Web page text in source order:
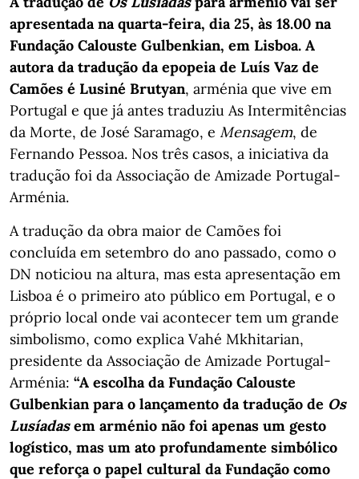
apresentada na quarta-feira, dia 25, às 18.00 na
Fundação Calouste Gulbenkian, em Lisboa. A
autora da tradução da epopeia de Luís Vaz de
Camões é Lusiné Brutyan, arménia que vive em
Portugal e que já antes traduziu As Intermitências
da Morte, de José Saramago, e Mensagem, de
Fernando Pessoa. Nos três casos, a iniciativa da
tradução foi da Associação de Amizade Portugal-
Arménia.
A tradução da obra maior de Camões foi
concluída em setembro do ano passado, como o
DN noticiou na altura, mas esta apresentação em
Lisboa é o primeiro ato público em Portugal, e o
próprio local onde vai acontecer tem um grande
simbolismo, como explica Vahé Mkhitarian,
presidente da Associação de Amizade Portugal-
Arménia: “A escolha da Fundação Calouste
Gulbenkian para o lançamento da tradução de Os
Lusíadasem arménio não foi apenas um gesto
logístico, mas um ato profundamente simbólico
que reforça o papel cultural da Fundação como